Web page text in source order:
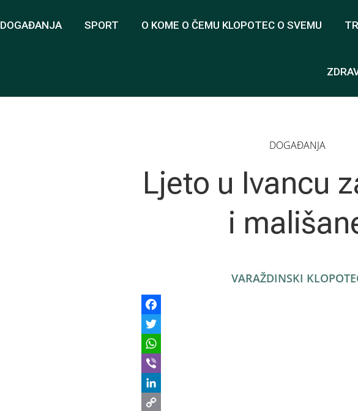
DOGAĐANJA SPORT O KOME O ČEMU KLOPOTEC O SVEMU
DOGAĐANJA
Ljeto u Ivancu
i
VARAŽDINSKI